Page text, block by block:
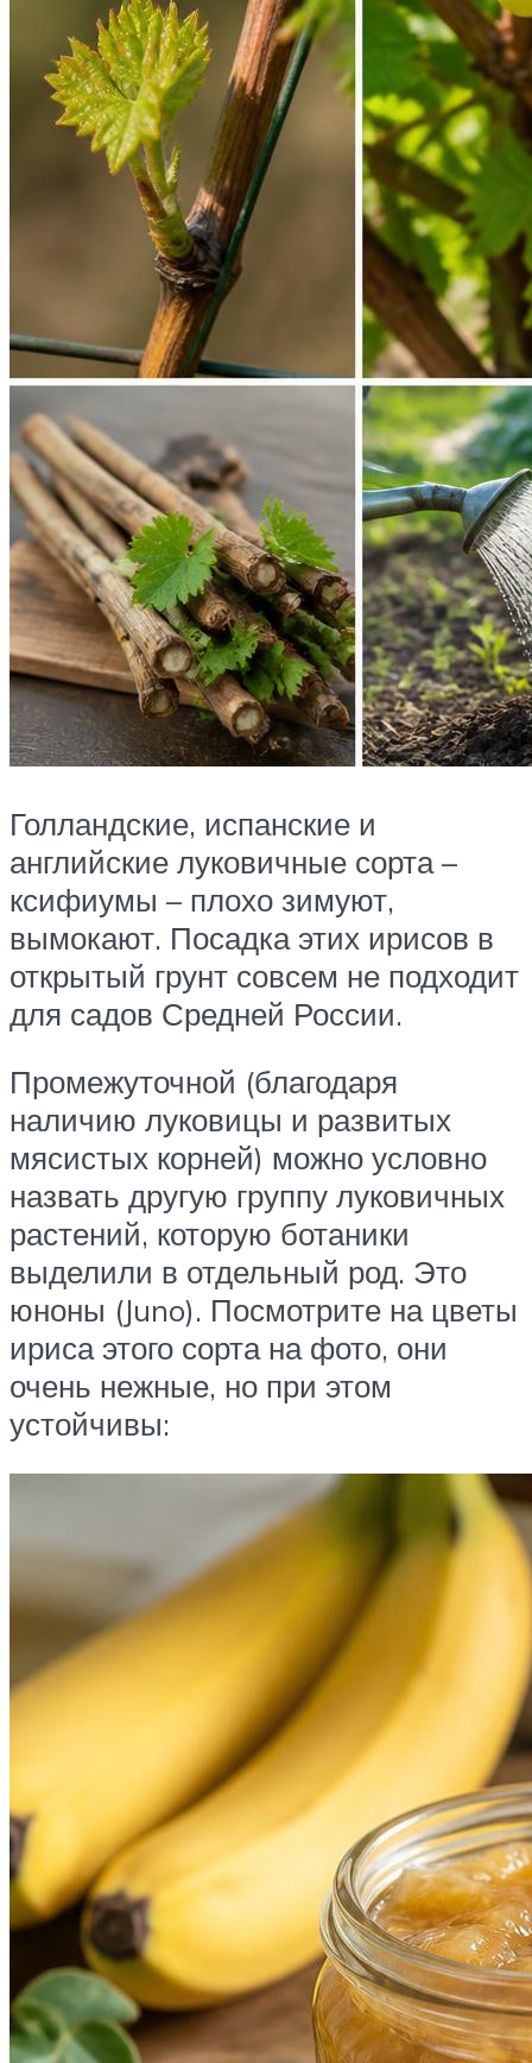
Голландские, испанские и
английские луковичные сорта –
ксифиумы – плохо зимуют,
вымокают. Посадка этих ирисов в
открытый грунт совсем не подходит
для садов Средней России.
Промежуточной (благодаря
наличию луковицы и развитых
мясистых корней) можно условно
назвать другую группу луковичных
растений, которую ботаники
выделили в отдельный род. Это
юноны (Juno). Посмотрите на цветы
ириса этого сорта на фото, они
очень нежные, но при этом
устойчивы: